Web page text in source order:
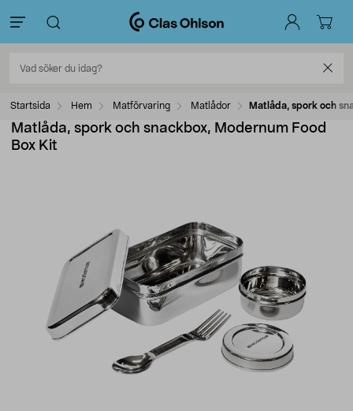
Startsida Hem Matförvaring Matlådor Matlåda, spork och
Matlåda, spork och snackbox, Modernum Food
Box Kit